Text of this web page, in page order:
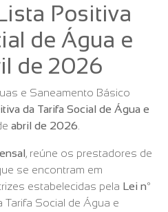
Positiva
de Água e
de 2026
e Saneamento Básico
da Tarifa Social de Água e
abril de 2026
, reúne os prestadores de
se encontram em
estabelecidas pela Lei nº
Tarifa Social de Água e